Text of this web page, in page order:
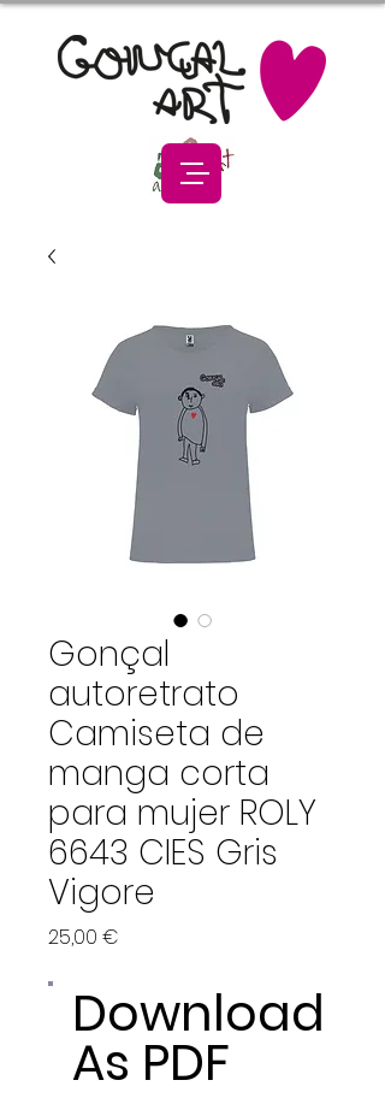
Gonçal
autoretrato
Camiseta de
manga corta
para mujer ROLY
6643 CIES Gris
Vigore
25,00 €
Download
As PDF